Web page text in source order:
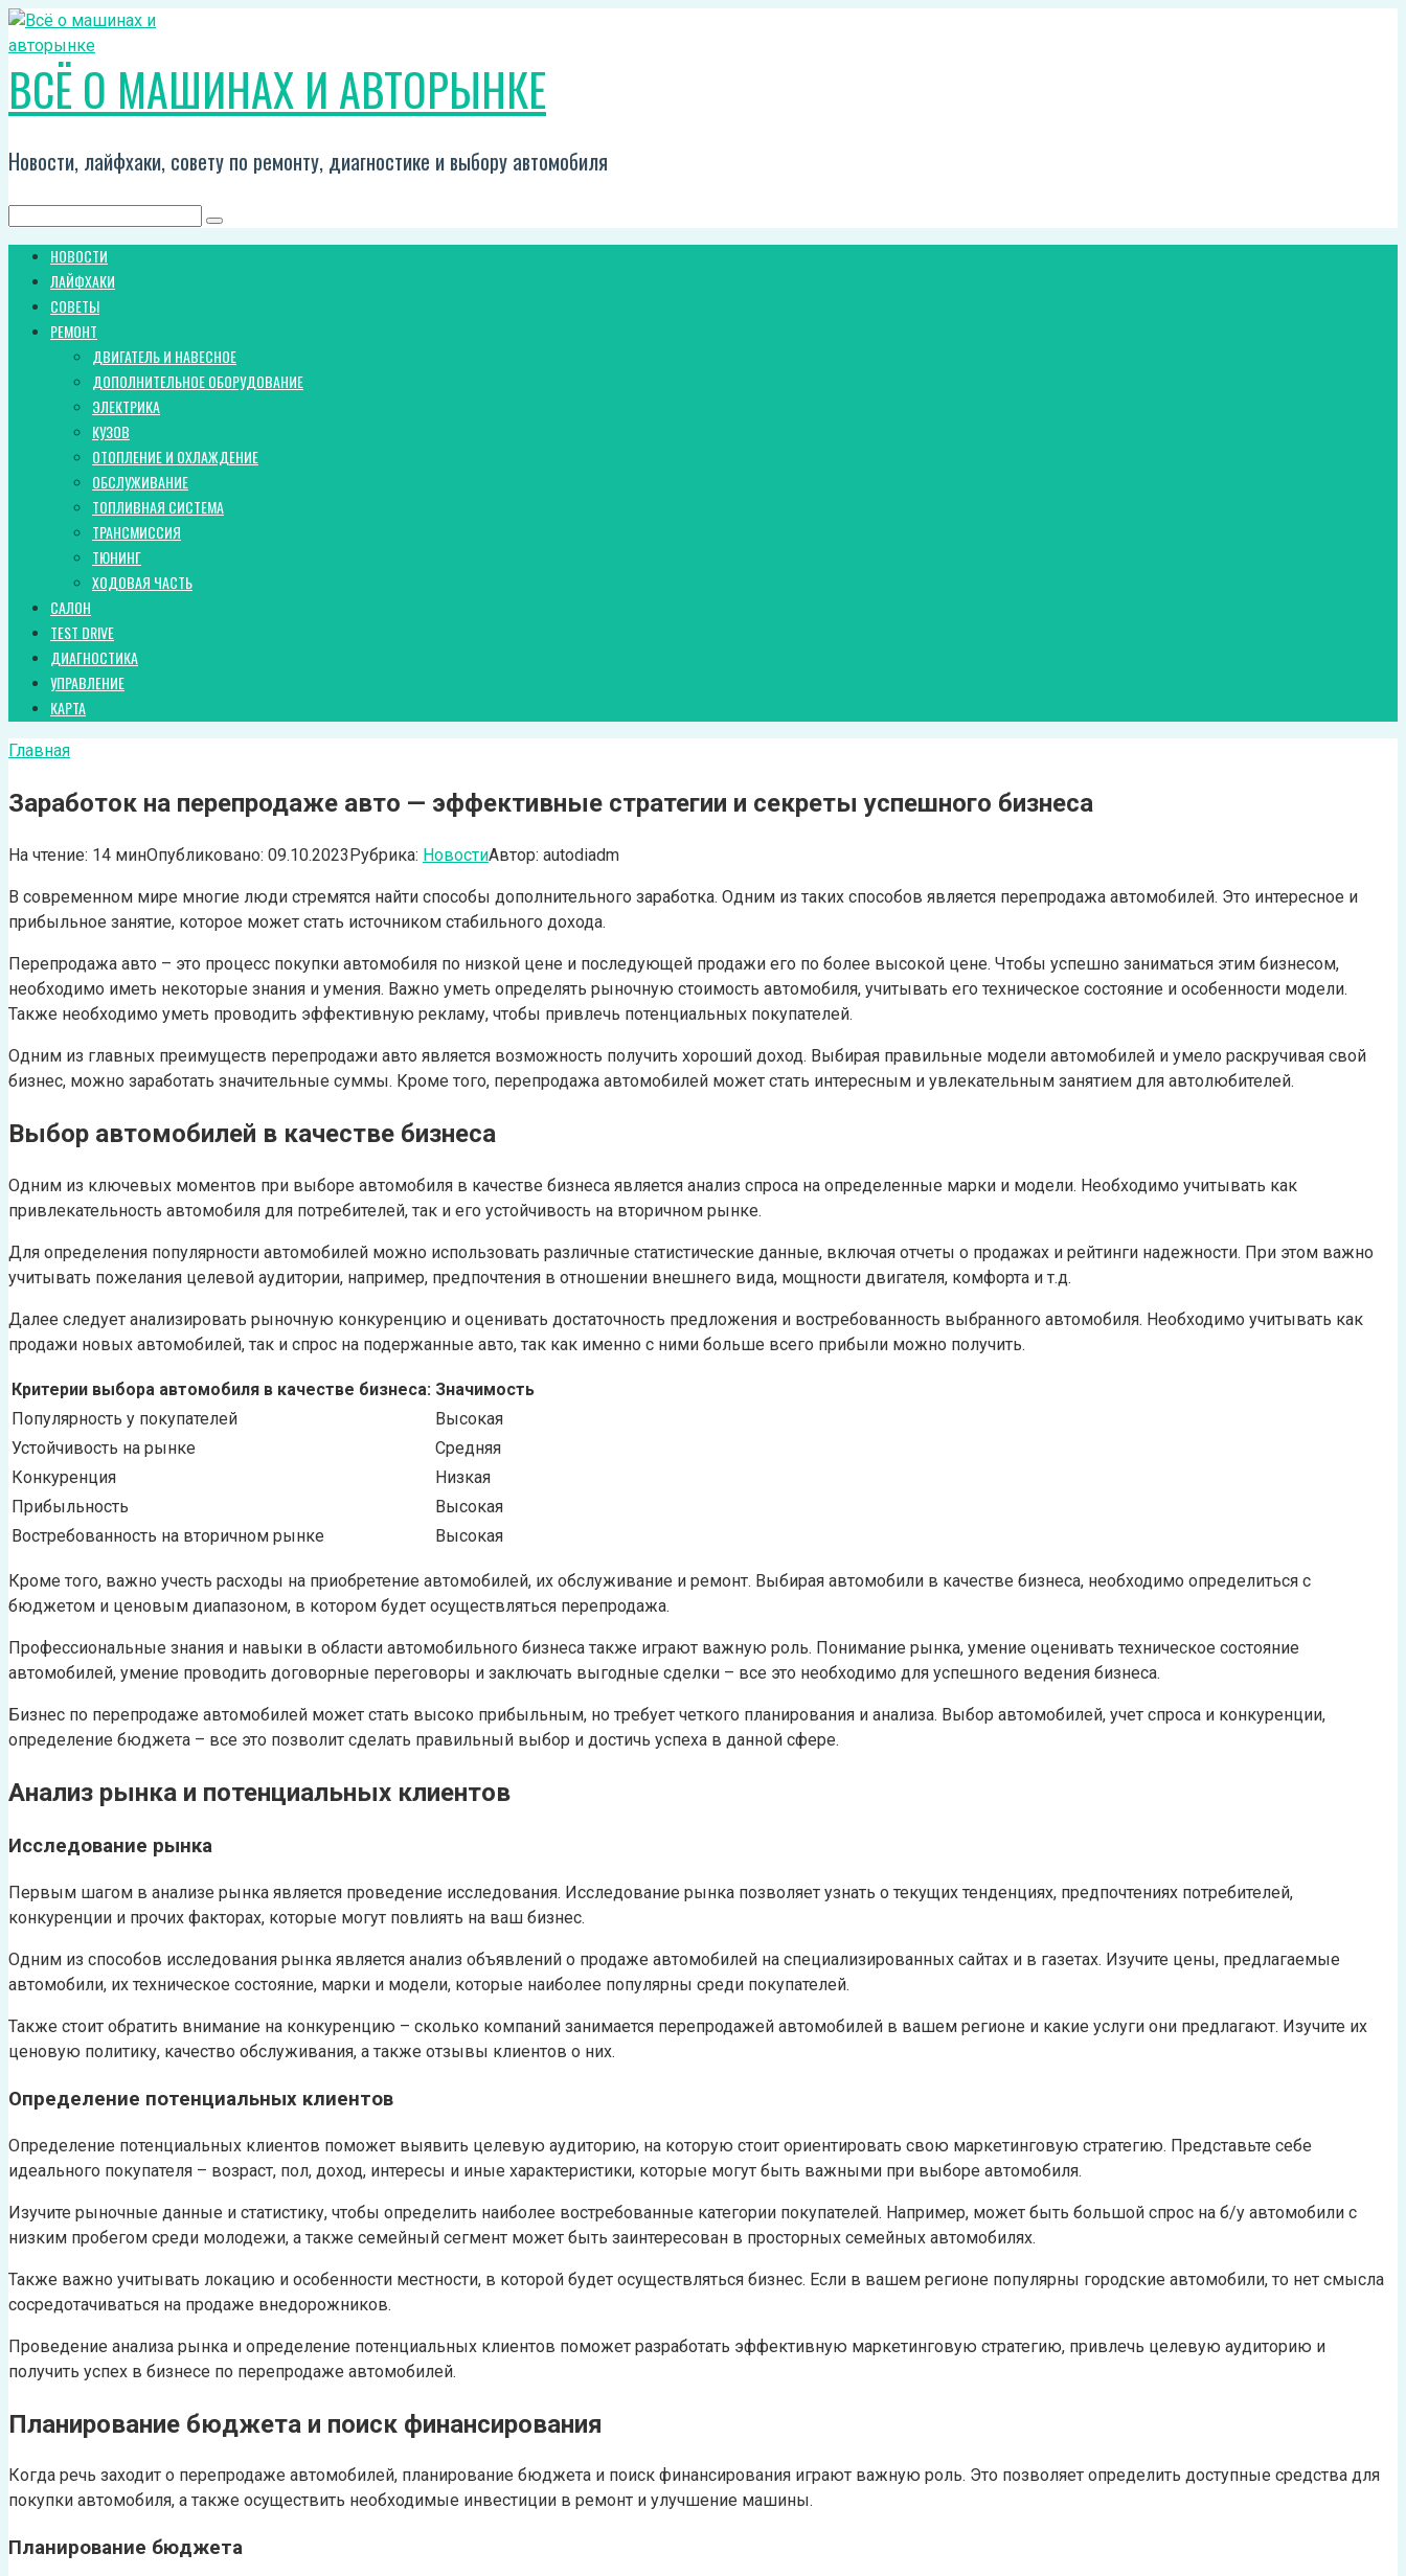
Перейти
к
контенту
ВСЁ О МАШИНАХ И АВТОРЫНКЕ
Новости, лайфхаки, совету по ремонту, диагностике и выбору автомобиля
НОВОСТИ
ЛАЙФХАКИ
СОВЕТЫ
РЕМОНТ
ДВИГАТЕЛЬ И НАВЕСНОЕ
ДОПОЛНИТЕЛЬНОЕ ОБОРУДОВАНИЕ
ЭЛЕКТРИКА
КУЗОВ
ОТОПЛЕНИЕ И ОХЛАЖДЕНИЕ
ОБСЛУЖИВАНИЕ
ТОПЛИВНАЯ СИСТЕМА
ТРАНСМИССИЯ
ТЮНИНГ
ХОДОВАЯ ЧАСТЬ
САЛОН
TEST DRIVE
ДИАГНОСТИКА
УПРАВЛЕНИЕ
КАРТА
Главная
Заработок на перепродаже авто — эффективные стратегии и секреты успешного бизнеса
На чтение: 14 минОпубликовано: 09.10.2023Рубрика: НовостиАвтор: autodiadm
В современном мире многие люди стремятся найти способы дополнительного заработка. Одним из таких способов является перепродажа автомобилей. Это интересное и
прибыльное занятие, которое может стать источником стабильного дохода.
Перепродажа авто – это процесс покупки автомобиля по низкой цене и последующей продажи его по более высокой цене. Чтобы успешно заниматься этим бизнесом,
необходимо иметь некоторые знания и умения. Важно уметь определять рыночную стоимость автомобиля, учитывать его техническое состояние и особенности модели.
Также необходимо уметь проводить эффективную рекламу, чтобы привлечь потенциальных покупателей.
Одним из главных преимуществ перепродажи авто является возможность получить хороший доход. Выбирая правильные модели автомобилей и умело раскручивая свой
бизнес, можно заработать значительные суммы. Кроме того, перепродажа автомобилей может стать интересным и увлекательным занятием для автолюбителей.
Выбор автомобилей в качестве бизнеса
Одним из ключевых моментов при выборе автомобиля в качестве бизнеса является анализ спроса на определенные марки и модели. Необходимо учитывать как
привлекательность автомобиля для потребителей, так и его устойчивость на вторичном рынке.
Для определения популярности автомобилей можно использовать различные статистические данные, включая отчеты о продажах и рейтинги надежности. При этом важно
учитывать пожелания целевой аудитории, например, предпочтения в отношении внешнего вида, мощности двигателя, комфорта и т.д.
Далее следует анализировать рыночную конкуренцию и оценивать достаточность предложения и востребованность выбранного автомобиля. Необходимо учитывать как
продажи новых автомобилей, так и спрос на подержанные авто, так как именно с ними больше всего прибыли можно получить.
Критерии выбора автомобиля в качестве бизнеса: Значимость
Популярность у покупателей
Высокая
Устойчивость на рынке
Средняя
Конкуренция
Низкая
Прибыльность
Высокая
Востребованность на вторичном рынке
Высокая
Кроме того, важно учесть расходы на приобретение автомобилей, их обслуживание и ремонт. Выбирая автомобили в качестве бизнеса, необходимо определиться с
бюджетом и ценовым диапазоном, в котором будет осуществляться перепродажа.
Профессиональные знания и навыки в области автомобильного бизнеса также играют важную роль. Понимание рынка, умение оценивать техническое состояние
автомобилей, умение проводить договорные переговоры и заключать выгодные сделки – все это необходимо для успешного ведения бизнеса.
Бизнес по перепродаже автомобилей может стать высоко прибыльным, но требует четкого планирования и анализа. Выбор автомобилей, учет спроса и конкуренции,
определение бюджета – все это позволит сделать правильный выбор и достичь успеха в данной сфере.
Анализ рынка и потенциальных клиентов
Исследование рынка
Первым шагом в анализе рынка является проведение исследования. Исследование рынка позволяет узнать о текущих тенденциях, предпочтениях потребителей,
конкуренции и прочих факторах, которые могут повлиять на ваш бизнес.
Одним из способов исследования рынка является анализ объявлений о продаже автомобилей на специализированных сайтах и в газетах. Изучите цены, предлагаемые
автомобили, их техническое состояние, марки и модели, которые наиболее популярны среди покупателей.
Также стоит обратить внимание на конкуренцию – сколько компаний занимается перепродажей автомобилей в вашем регионе и какие услуги они предлагают. Изучите их
ценовую политику, качество обслуживания, а также отзывы клиентов о них.
Определение потенциальных клиентов
Определение потенциальных клиентов поможет выявить целевую аудиторию, на которую стоит ориентировать свою маркетинговую стратегию. Представьте себе
идеального покупателя – возраст, пол, доход, интересы и иные характеристики, которые могут быть важными при выборе автомобиля.
Изучите рыночные данные и статистику, чтобы определить наиболее востребованные категории покупателей. Например, может быть большой спрос на б/у автомобили с
низким пробегом среди молодежи, а также семейный сегмент может быть заинтересован в просторных семейных автомобилях.
Также важно учитывать локацию и особенности местности, в которой будет осуществляться бизнес. Если в вашем регионе популярны городские автомобили, то нет смысла
сосредотачиваться на продаже внедорожников.
Проведение анализа рынка и определение потенциальных клиентов поможет разработать эффективную маркетинговую стратегию, привлечь целевую аудиторию и
получить успех в бизнесе по перепродаже автомобилей.
Планирование бюджета и поиск финансирования
Когда речь заходит о перепродаже автомобилей, планирование бюджета и поиск финансирования играют важную роль. Это позволяет определить доступные средства для
покупки автомобиля, а также осуществить необходимые инвестиции в ремонт и улучшение машины.
Планирование бюджета